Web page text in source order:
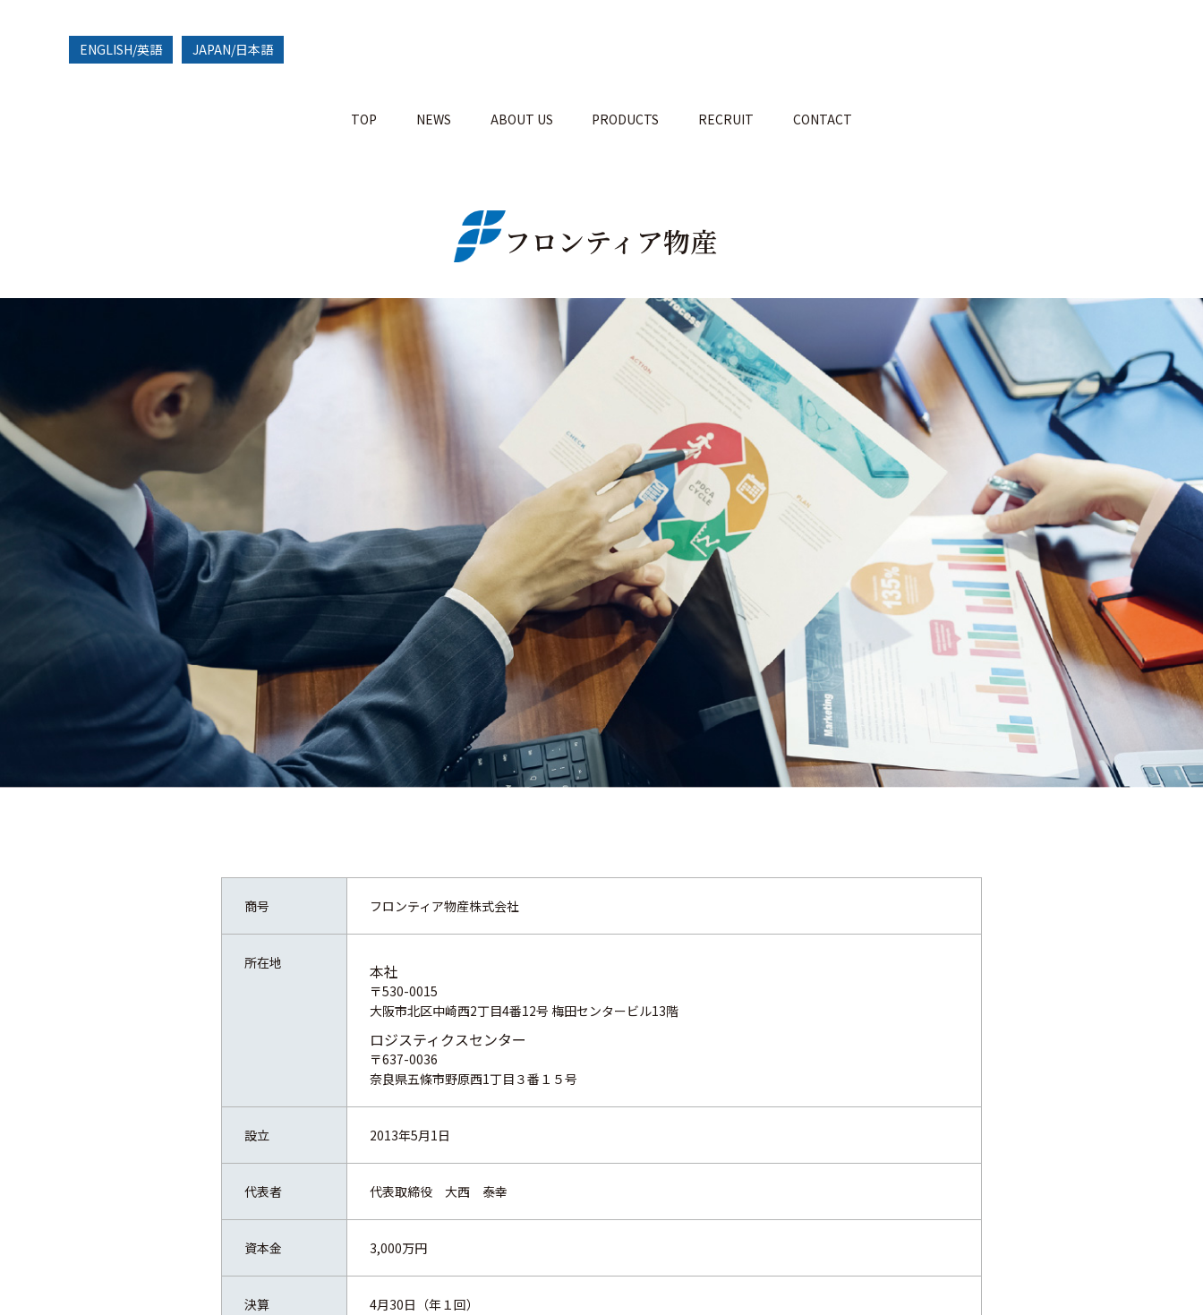
ENGLISH/英語 JAPAN/日本語
TOP NEWS ABOUT US PRODUCTS RECRUIT CONTACT
フロンティア物産
商号 フロンティア物産株式会社
所在地 本社
〒530-0015
大阪市北区中崎西2丁目4番12号 梅田センタービル13階
ロジスティクスセンター
〒637-0036
奈良県五條市野原西1丁目３番１５号
設立 2013年5月1日
代表者 代表取締役 大西 泰幸
資本金 3,000万円
決算 4月30日（年１回）